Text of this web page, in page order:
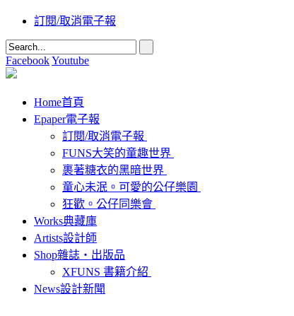
訂閱/取消電子報
FacebookYoutube
Home首頁
Epaper電子報
訂閱/取消電子報
FUNS大笑的童趣世界
裹著糖衣的黑暗世界
童心未泯。可愛的公仔樂園
狂歡。公仔同樂會
Works典藏庫
Artists設計師
Shop雜誌‧出版品
XFUNS 書籍介紹
News設計新聞